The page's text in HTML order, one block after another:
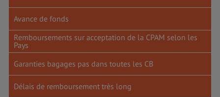
Avance de fonds
Remboursements sur acceptation de la CPAM selon les
Pays
Garanties bagages pas dans toutes les CB
Délais de remboursement très long